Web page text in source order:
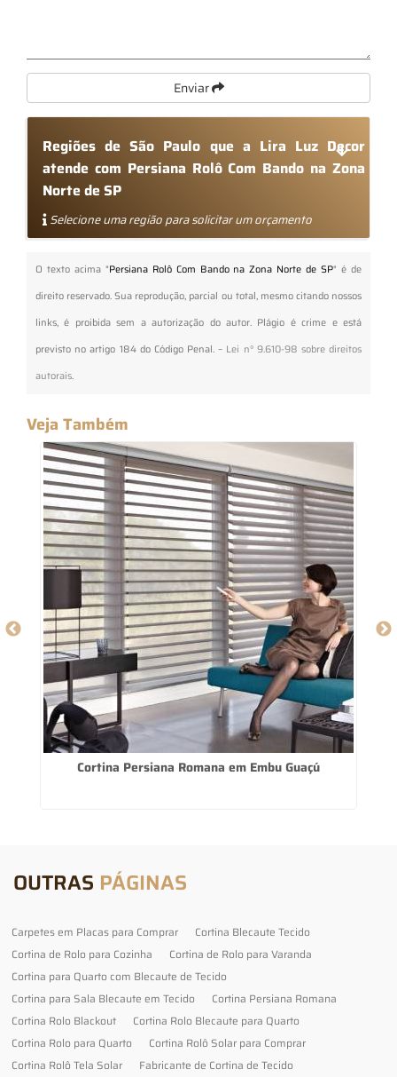
Enviar
Regiões de São Paulo que a Lira Luz Decor
atende com Persiana Rolô Com Bando na Zona
Norte de SP
Selecione uma região para solicitar um orçamento
O texto acima "Persiana Rolô Com Bando na Zona Norte de SP" é de
direito reservado. Sua reprodução, parcial ou total, mesmo citando nossos
links, é proibida sem a autorização do autor. Plágio é crime e está
previsto no artigo 184 do Código Penal. – Lei n° 9.610-98 sobre direitos
autorais.
Veja Também
Cortina Persiana Romana em Embu Guaçú
OUTRAS PÁGINAS
Carpetes em Placas para Comprar
Cortina Blecaute Tecido
Cortina de Rolo para Cozinha
Cortina de Rolo para Varanda
Cortina para Quarto com Blecaute de Tecido
Cortina para Sala Blecaute em Tecido
Cortina Persiana Romana
Cortina Rolo Blackout
Cortina Rolo Blecaute para Quarto
Cortina Rolo para Quarto
Cortina Rolô Solar para Comprar
Cortina Rolô Tela Solar
Fabricante de Cortina de Tecido